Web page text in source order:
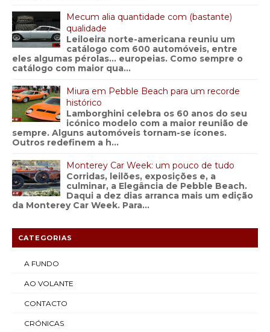
Mecum alia quantidade com (bastante)
qualidade
Leiloeira norte-americana reuniu um
catálogo com 600 automóveis, entre
eles algumas pérolas… europeias. Como sempre o
catálogo com maior qua...
Miura em Pebble Beach para um recorde
histórico
Lamborghini celebra os 60 anos do seu
icónico modelo com a maior reunião de
sempre. Alguns automóveis tornam-se ícones.
Outros redefinem a h...
Monterey Car Week: um pouco de tudo
Corridas, leilões, exposições e, a
culminar, a Elegância de Pebble Beach.
Daqui a dez dias arranca mais um edição
da Monterey Car Week. Para...
CATEGORIAS
A FUNDO
AO VOLANTE
CONTACTO
CRÓNICAS